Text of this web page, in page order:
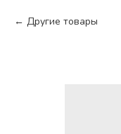
Другие товары